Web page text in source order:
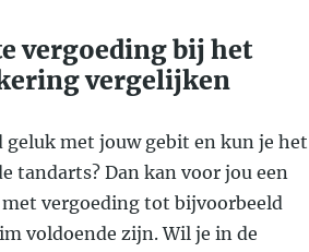
vergoeding bij het
vergelijken
met jouw gebit en kun je het
tandarts? Dan kan voor jou een
vergoeding tot bijvoorbeeld
voldoende zijn. Wil je in de